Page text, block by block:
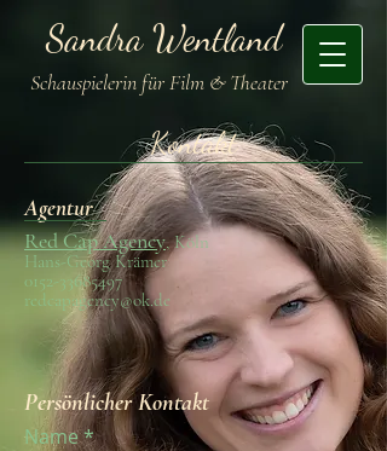
Sandra Wentland
Schauspielerin für Film & Theater
Kontakt
Agentur
Red Cap Agency,Köln
Hans-Georg Krämer
0152-33685497
redcapagency@ok.de
Persönlicher Kontakt
Name